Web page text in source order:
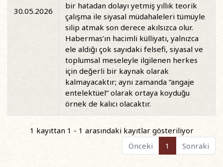
30.05.2026
bir hatadan dolayı yetmiş yıllık teorik
çalışma ile siyasal müdahaleleri tümüyle
silip atmak son derece akılsızca olur.
Habermas’ın hacimli külliyatı, yalnızca
ele aldığı çok sayıdaki felsefi, siyasal ve
toplumsal meseleyle ilgilenen herkes
için değerli bir kaynak olarak
kalmayacaktır; aynı zamanda “angaje
entelektüel” olarak ortaya koyduğu
örnek de kalıcı olacaktır.
1 kayıttan 1 - 1 arasındaki kayıtlar gösteriliyor
Önceki
1 Sonraki